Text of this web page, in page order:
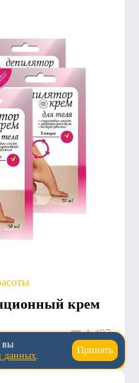
крем
1 497
↑
вы
данных.
Принять